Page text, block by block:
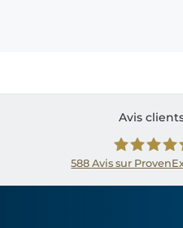
Avis
588Avis sur